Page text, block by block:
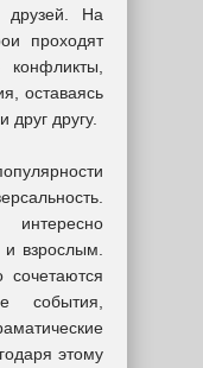
друзей. На
проходят
конфликты,
оставаясь
другу.
и взрослым.
сочетаются
события,
этому